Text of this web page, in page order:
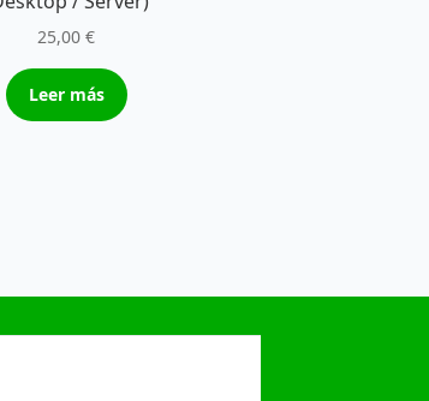
25,00€
Leer más